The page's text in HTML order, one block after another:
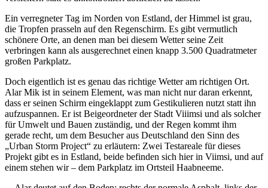
Ein verregneter Tag im Norden von Estland, der Himmel ist grau,
die Tropfen prasseln auf den Regenschirm. Es gibt vermutlich
schönere Orte, an denen man bei diesem Wetter seine Zeit
verbringen kann als ausgerechnet einen knapp 3.500 Quadratmeter
großen Parkplatz.
Doch eigentlich ist es genau das richtige Wetter am richtigen Ort.
Alar Mik ist in seinem Element, was man nicht nur daran erkennt,
dass er seinen Schirm eingeklappt zum Gestikulieren nutzt statt ihn
aufzuspannen. Er ist Beigeordneter der Stadt Viiimsi und als solcher
für Umwelt und Bauen zuständig, und der Regen kommt ihm
gerade recht, um dem Besucher aus Deutschland den Sinn des
„Urban Storm Project“ zu erläutern: Zwei Testareale für dieses
Projekt gibt es in Estland, beide befinden sich hier in Viimsi, und auf
einem stehen wir – dem Parkplatz im Ortsteil Haabneeme.